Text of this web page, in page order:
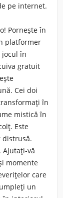
pe internet.
Pornește în
platformer
în
gratuit
Cei doi
în
mistică în
Este
distrusă.
Ajutați-vă
momente
care
un